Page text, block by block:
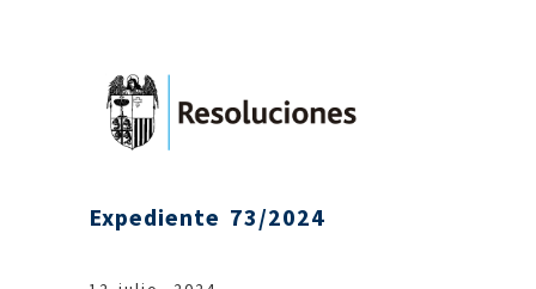
Expediente 73/2024